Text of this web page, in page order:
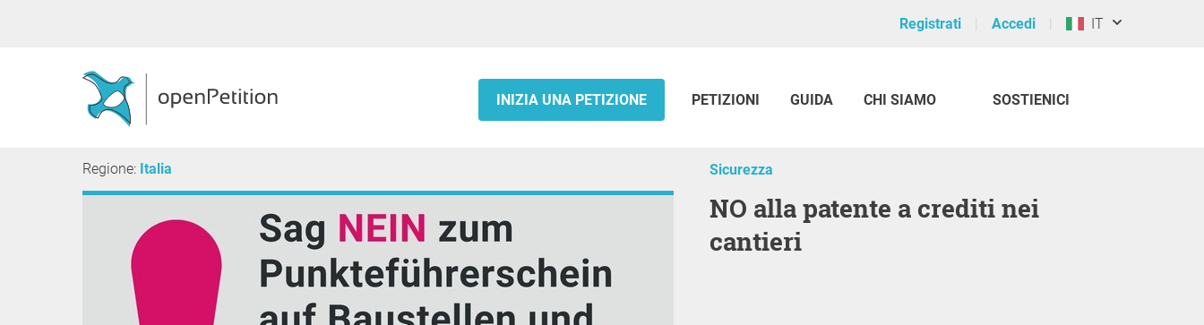
Registrati Accedi IT
INIZIA UNA PETIZIONE PETIZIONI GUIDA CHI SIAMO SOSTIENICI
Regione: Italia Sicurezza
NO alla patente a crediti nei
cantieri